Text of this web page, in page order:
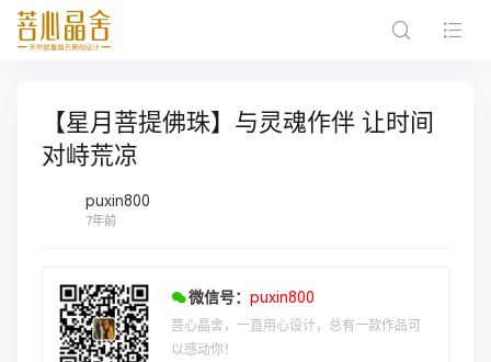
【星月菩提佛珠】与灵魂作伴 让时间
对峙荒凉
puxin800
7年前
微信号： puxin800
菩心晶舍，一直用心设计，总有一款作品可
以感动你！